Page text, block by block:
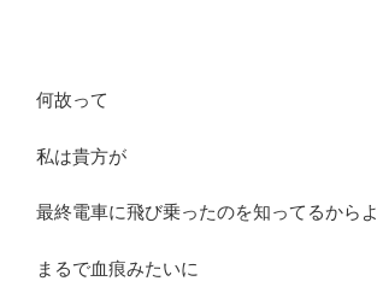
何故って
私は貴方が
最終電車に飛び乗ったのを知ってるからよ
まるで血痕みたいに